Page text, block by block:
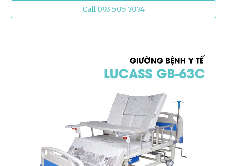
Call 093 505 7074